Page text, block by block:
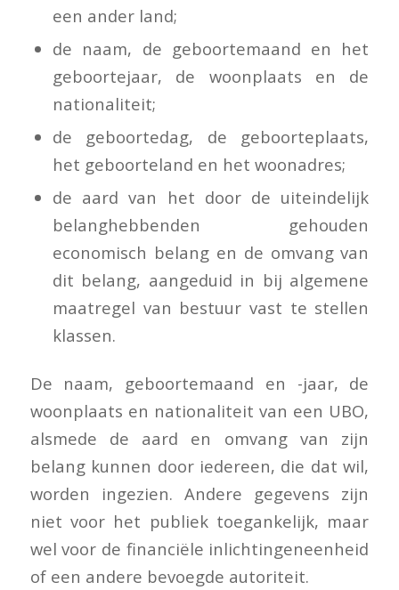
een ander land;
de naam, de geboortemaand en het
geboortejaar, de woonplaats en de
nationaliteit;
de geboortedag, de geboorteplaats,
het geboorteland en het woonadres;
de aard van het door de uiteindelijk
belanghebbenden gehouden
economisch belang en de omvang van
dit belang, aangeduid in bij algemene
maatregel van bestuur vast te stellen
klassen.
De naam, geboortemaand en -jaar, de
woonplaats en nationaliteit van een UBO,
alsmede de aard en omvang van zijn
belang kunnen door iedereen, die dat wil,
worden ingezien. Andere gegevens zijn
niet voor het publiek toegankelijk, maar
wel voor de financiële inlichtingeneenheid
of een andere bevoegde autoriteit.